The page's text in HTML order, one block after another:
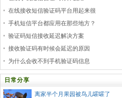
在线接收短信验证码平台用起来很
手机短信平台都应用在那些地方？
验证码短信接收延迟解决方案
接收验证码有时候会延迟的原因
为什么会收不到手机验证码信息
日常分享
离家半个月果园被鸟儿嚯嚯了